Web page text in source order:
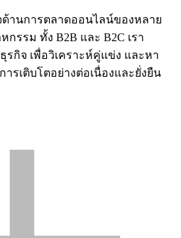
ด้านการตลาดออนไลน์ของหลาย
รรม ทั้ง B2B และ B2C เรา
รกิจ เพื่อวิเคราะห์คู่แข่ง และหา
รเติบโตอย่างต่อเนื่องและยั่งยืน